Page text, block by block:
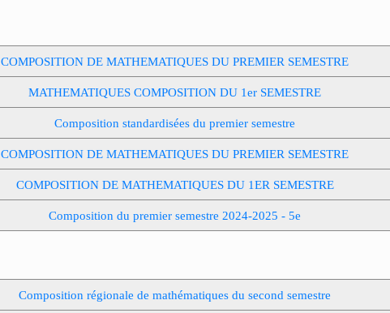
COMPOSITION DE MATHEMATIQUES DU PREMIER SEMESTRE
MATHEMATIQUES COMPOSITION DU 1er SEMESTRE
Composition standardisées du premier semestre
COMPOSITION DE MATHEMATIQUES DU PREMIER SEMESTRE
COMPOSITION DE MATHEMATIQUES DU 1ER SEMESTRE
Composition du premier semestre 2024-2025 - 5e
Composition régionale de mathématiques du second semestre